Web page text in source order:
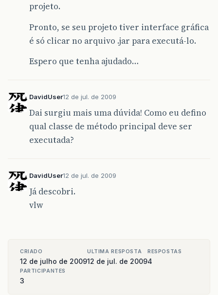
projeto.
Pronto, se seu projeto tiver interface gráfica
é só clicar no arquivo .jar para executá-lo.
Espero que tenha ajudado…
DavidUser12 de jul. de 2009
Dai surgiu mais uma dúvida! Como eu defino
qual classe de método principal deve ser
executada?
DavidUser12 de jul. de 2009
Já descobri.
vlw
CRIADO
12 de julho de 2009
ULTIMA RESPOSTA
12 de jul. de 2009
RESPOSTAS
4
PARTICIPANTES
3